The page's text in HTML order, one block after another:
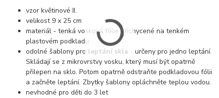
vzor květinové II.
velikost 9 x 25 cm
materiál - tenká vosková fólie přichycené na tenkém
plastovém podkladu
odolné šablony pro leptání skla - určeny pro jedno leptání.
Skládají se z mikrovrstvy vosku, který musí být opatrně
přilepen na sklo. Potom opatrně odstraňte podkladovou fólii
a začněte leptání. Zbytky šablony opláchněte teplou vodou.
nevhodné pro děti do 3 let